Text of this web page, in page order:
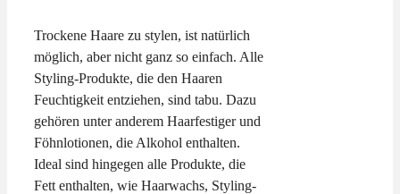
Trockene Haare zu stylen, ist natürlich
möglich, aber nicht ganz so einfach. Alle
Styling-Produkte, die den Haaren
Feuchtigkeit entziehen, sind tabu. Dazu
gehören unter anderem Haarfestiger und
Föhnlotionen, die Alkohol enthalten.
Ideal sind hingegen alle Produkte, die
Fett enthalten, wie Haarwachs, Styling-